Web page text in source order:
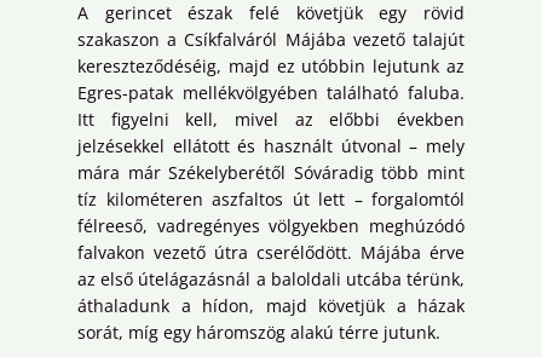
A gerincet észak felé követjük egy rövid
szakaszon a Csíkfalváról Májába vezető talajút
kereszteződéséig, majd ez utóbbin lejutunk az
Egres-patak mellékvölgyében található faluba.
Itt figyelni kell, mivel az előbbi években
jelzésekkel ellátott és használt útvonal – mely
mára már Székelyberétől Sóváradig több mint
tíz kilométeren aszfaltos út lett – forgalomtól
félreeső, vadregényes völgyekben meghúzódó
falvakon vezető útra cserélődött. Májába érve
az első útelágazásnál a baloldali utcába térünk,
áthaladunk a hídon, majd követjük a házak
sorát, míg egy háromszög alakú térre jutunk.